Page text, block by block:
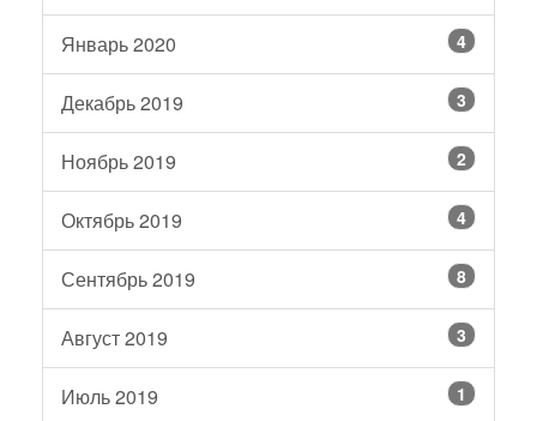
Январь 2020 4
Декабрь 2019 3
Ноябрь 2019 2
Октябрь 2019 4
Сентябрь 2019 8
Август 2019 3
Июль 2019 1